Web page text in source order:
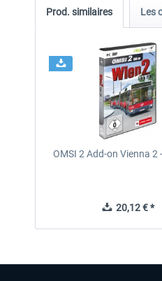
Prod. similaires Les
OMSI 2 Add-on Vienna 2
20,12 € *